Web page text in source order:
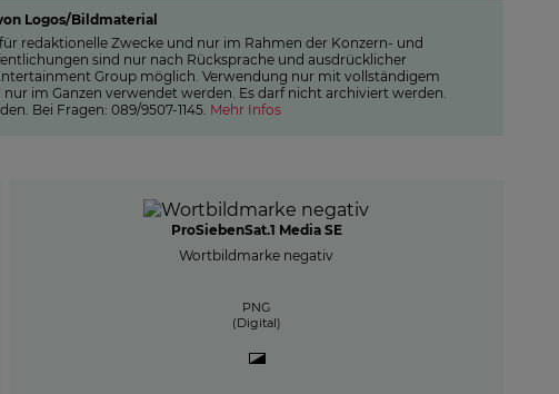
Logos/Bildmaterial
redaktionelle Zwecke und nur im Rahmen der Konzern- und
sind nur nach Rücksprache und ausdrücklicher
Group möglich. Verwendung nur mit vollständigem
im Ganzen verwendet werden. Es darf nicht archiviert werden.
Bei Fragen: 089/9507-1145. Mehr Infos
ProSiebenSat.1 Media SE
Wortbildmarke negativ
PNG
(Digital)